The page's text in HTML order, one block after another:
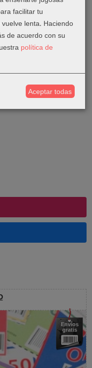
Envíos
gratis
facilitar tu
lenta. Haciendo
de acuerdo con su
política de
Aceptar todas